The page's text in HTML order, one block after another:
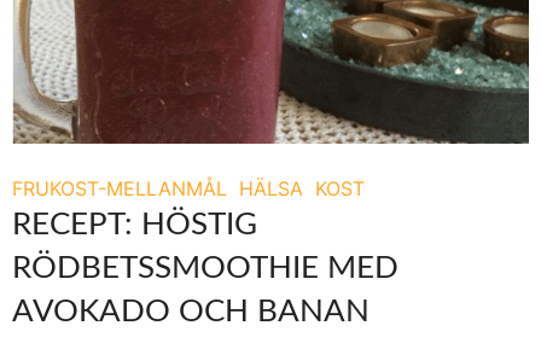
FRUKOST-MELLANMÅL HÄLSA KOST
RECEPT: HÖSTIG
RÖDBETSSMOOTHIE MED
AVOKADO OCH BANAN